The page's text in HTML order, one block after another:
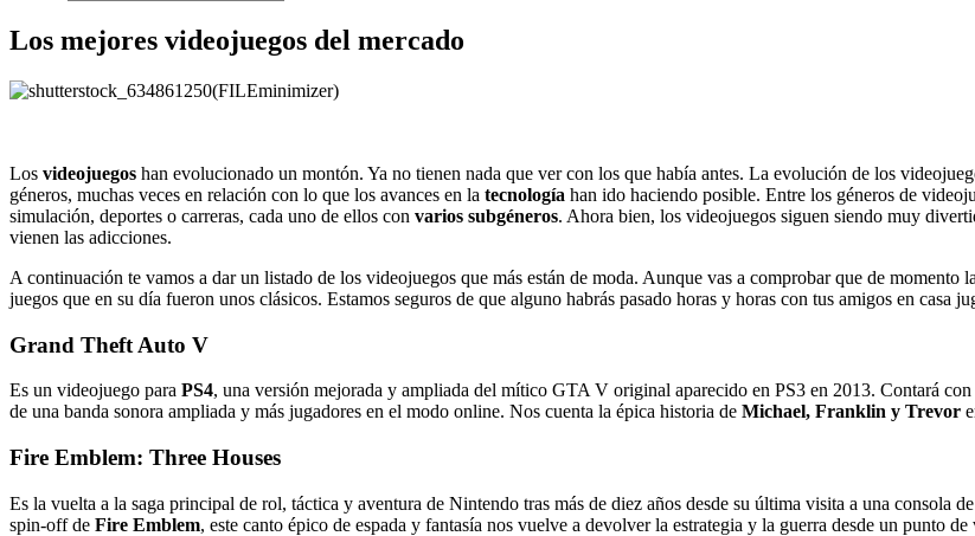
Los mejores videojuegos del mercado
Los videojuegos han evolucionado un montón. Ya no tienen nada que ver con los que había antes. La evolución de los
géneros, muchas veces en relación con lo que los avances en la tecnología han ido haciendo posible. Entre los géneros de
simulación, deportes o carreras, cada uno de ellos con varios subgéneros. Ahora bien, los videojuegos siguen siendo muy
vienen las adicciones.
A continuación te vamos a dar un listado de los videojuegos que más están de moda. Aunque vas a comprobar que de momento
juegos que en su día fueron unos clásicos. Estamos seguros de que alguno habrás pasado horas y horas con tus amigos en casa
Grand Theft Auto V
Es un videojuego para PS4, una versión mejorada y ampliada del mítico GTA V original aparecido en PS3 en 2013. Contará
de una banda sonora ampliada y más jugadores en el modo online. Nos cuenta la épica historia de Michael, Franklin y Trevor
Fire Emblem: Three Houses
Es la vuelta a la saga principal de rol, táctica y aventura de Nintendo tras más de diez años desde su última visita a una consola
spin-off de Fire Emblem, este canto épico de espada y fantasía nos vuelve a devolver la estrategia y la guerra desde un punto de